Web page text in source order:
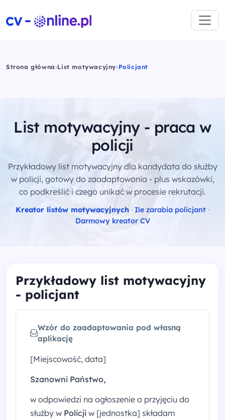
Strona główna›List motywacyjny› Policjant
List motywacyjny - praca w
policji
Przykładowy list motywacyjny dla kandydata do służby
w policji, gotowy do zaadaptowania - plus wskazówki,
co podkreślić i czego unikać w procesie rekrutacji.
Kreator listów motywacyjnych · Ile zarabia policjant ·
Darmowy kreator CV
Przykładowy list motywacyjny
- policjant
Wzór do zaadaptowania pod własną
aplikację
[Miejscowość, data]
Szanowni Państwo,
w odpowiedzi na ogłoszenie o przyjęciu do
służby w Policji w [jednostka] składam